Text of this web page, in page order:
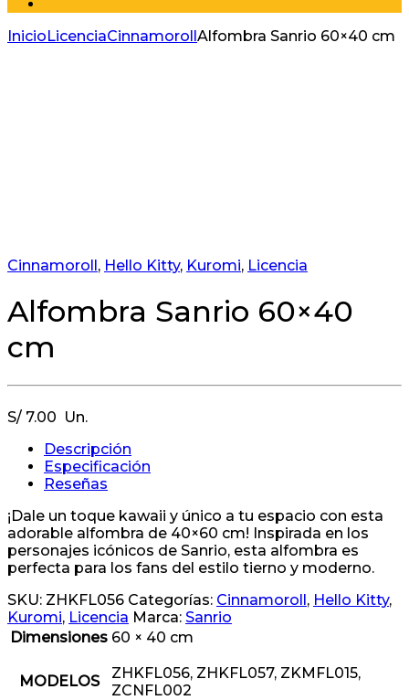
InicioLicenciaCinnamorollAlfombra Sanrio 60×40 cm
Cinnamoroll, Hello Kitty, Kuromi, Licencia
Alfombra Sanrio 60×40
cm
S/ 7.00 Un.
Descripción
Especificación
Reseñas
¡Dale un toque kawaii y único a tu espacio con esta
adorable alfombra de 40×60 cm! Inspirada en los
personajes icónicos de Sanrio, esta alfombra es
perfecta para los fans del estilo tierno y moderno.
SKU: ZHKFL056 Categorías: Cinnamoroll, Hello Kitty,
Kuromi, Licencia Marca: Sanrio
Dimensiones 60 × 40 cm
MODELOS
ZHKFL056, ZHKFL057, ZKMFL015,
ZCNFL002